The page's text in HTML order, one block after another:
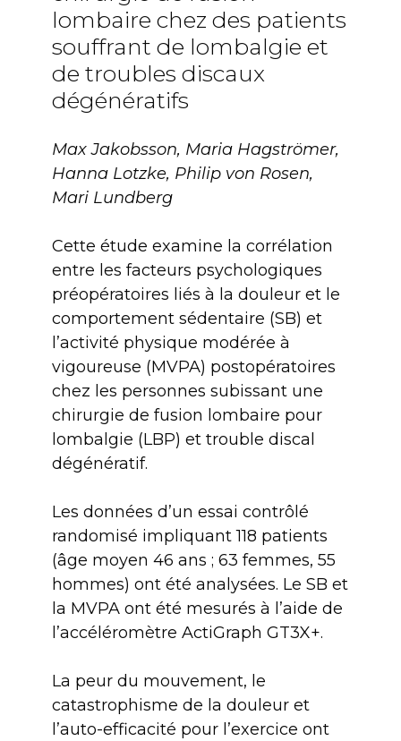
lombaire chez des patients
souffrant de lombalgie et
de troubles discaux
dégénératifs
Max Jakobsson, Maria Hagströmer,
Hanna Lotzke, Philip von Rosen,
Mari Lundberg
Cette étude examine la corrélation
entre les facteurs psychologiques
préopératoires liés à la douleur et le
comportement sédentaire (SB) et
l’activité physique modérée à
vigoureuse (MVPA) postopératoires
chez les personnes subissant une
chirurgie de fusion lombaire pour
lombalgie (LBP) et trouble discal
dégénératif.
Les données d’un essai contrôlé
randomisé impliquant 118 patients
(âge moyen 46 ans ; 63 femmes, 55
hommes) ont été analysées. Le SB et
la MVPA ont été mesurés à l’aide de
l’accéléromètre ActiGraph GT3X+.
La peur du mouvement, le
catastrophisme de la douleur et
l’auto-efficacité pour l’exercice ont